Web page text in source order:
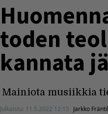
toden
kannata
Mainiota musiikkia
Julkaistu: 11.5.2022 12:15 Jarkko